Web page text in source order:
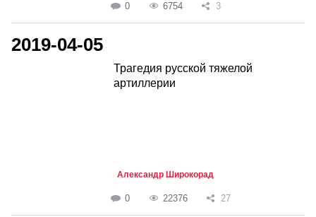
0 6754 3
2019-04-05
Трагедия русской тяжелой
артиллерии
Александр Широкорад
0 22376 27